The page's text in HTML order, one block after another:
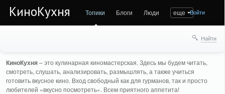
КиноКухня Топики Блоги Люди еще Войти
Найти
КиноКухня– это кулинарная киномастерская. Здесь мы будем читать,
смотреть, слушать, анализировать, размышлять, а также учиться
готовить вкусное кино. Вход свободный как для гурманов, так и просто
любителей «вкусно посмотреть». Всем приятного аппетита!